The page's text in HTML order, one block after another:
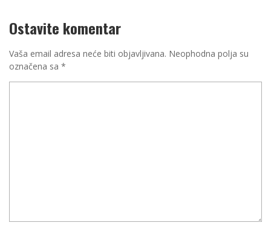
Ostavite komentar
Vaša email adresa neće biti objavljivana. Neophodna polja su
označena sa *